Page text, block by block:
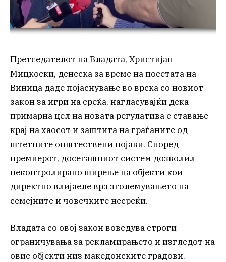
Претседателот на Владата, Христијан
Мицкоски, денеска за време на посетата на
Виница даде појаснување во врска со новиот
закон за игри на среќа, нагласувајќи дека
примарна цел на новата регулатива е ставање
крај на хаосот и заштита на граѓаните од
штетните општествени појави. Според
премиерот, досегашниот систем дозволил
неконтролирано ширење на објекти кои
директно влијаеле врз зголемувањето на
семејните и човечките несреќи.
Владата со овој закон воведува строги
ограничувања за рекламирањето и изгледот на
овие објекти низ македонските градови.